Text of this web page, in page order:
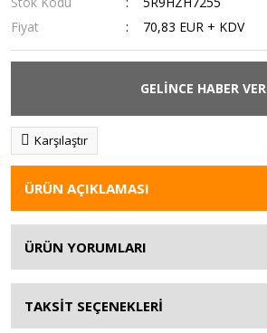
Fiyat
70,83 EUR + KDV
GELİNCE HABER VER
Karşılaştır
ÜRÜN AÇIKLAMASI
ÜRÜN YORUMLARI
TAKSİT SEÇENEKLERİ